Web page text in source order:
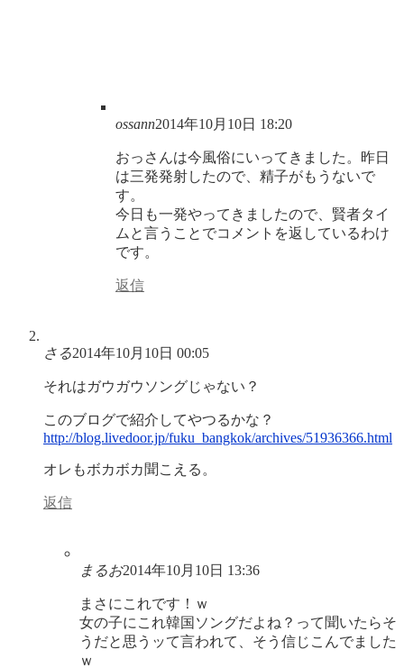
ossann2014年10月10日 18:20
おっさんは今風俗にいってきました。昨日
は三発発射したので、精子がもうないで
す。
今日も一発やってきましたので、賢者タイ
ムと言うことでコメントを返しているわけ
です。
返信
さる2014年10月10日 00:05
それはガウガウソングじゃない？
このブログで紹介してやつるかな？
http://blog.livedoor.jp/fuku_bangkok/archives/51936366.html
オレもボカボカ聞こえる。
返信
まるお2014年10月10日 13:36
まさにこれです！ｗ
女の子にこれ韓国ソングだよね？って聞いたらそ
うだと思うッて言われて、そう信じこんでました
ｗ